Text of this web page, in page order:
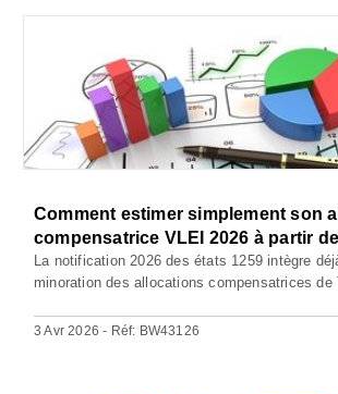
Comment estimer simplement son
compensatrice VLEI 2026 à partir de
La notification 2026 des états 1259 intègre
minoration des allocations compensatrices de
3 Avr 2026 - Réf: BW43126